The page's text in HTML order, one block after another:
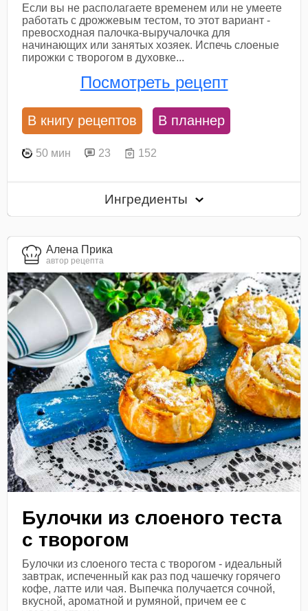
Если вы не располагаете временем или не умеете
работать с дрожжевым тестом, то этот вариант -
превосходная палочка-выручалочка для
начинающих или занятых хозяек. Испечь слоеные
пирожки с творогом в духовке...
Посмотреть рецепт
В книгу рецептов В планнер
50 мин 23 152
Ингредиенты
Алена Прика
автор рецепта
Булочки из слоеного теста
с творогом
Булочки из слоеного теста с творогом - идеальный
завтрак, испеченный как раз под чашечку горячего
кофе, латте или чая. Выпечка получается сочной,
вкусной, ароматной и румяной, причем ее с